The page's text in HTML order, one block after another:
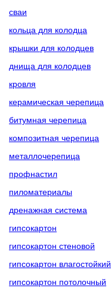
сваи
кольца для колодца
крышки для колодцев
днища для колодцев
кровля
керамическая черепица
битумная черепица
композитная черепица
металлочерепица
профнастил
пиломатериалы
дренажная система
гипсокартон
гипсокартон стеновой
гипсокартон влагостойкий
гипсокартон потолочный